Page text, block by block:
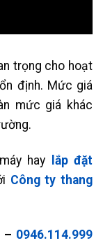
trọng cho hoạt
định. Mức giá
mức giá khác
hay
lắp đặt
Công ty thang
– 0946.114.999